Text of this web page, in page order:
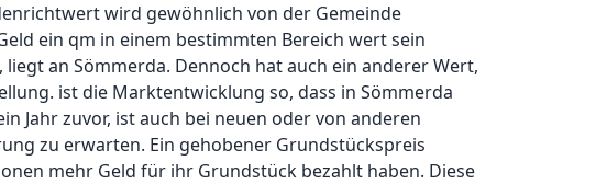
wird gewöhnlich von der Gemeinde
ein qm in einem bestimmten Bereich wert sein
an Sömmerda. Dennoch hat auch ein anderer Wert,
ist die Marktentwicklung so, dass in Sömmerda
Jahr zuvor, ist auch bei neuen oder von anderen
zu erwarten. Ein gehobener Grundstückspreis
mehr Geld für ihr Grundstück bezahlt haben. Diese